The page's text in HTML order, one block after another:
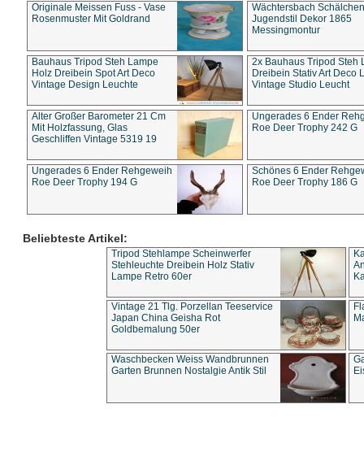
Originale Meissen Fuss - Vase
Rosenmuster Mit Goldrand
Wächtersbach Schälchen
Jugendstil Dekor 1865
Messingmontur
Bauhaus Tripod Steh Lampe
Holz Dreibein Spot Art Deco
Vintage Design Leuchte
2x Bauhaus Tripod Steh
Dreibein Stativ Art Deco
Vintage Studio Leucht
Alter Großer Barometer 21 Cm
Mit Holzfassung, Glas
Geschliffen Vintage 5319 19
Ungerades 6 Ender
Roe Deer Trophy 242 G
Ungerades 6 Ender Rehgeweih
Roe Deer Trophy 194 G
Schönes 6 Ender
Roe Deer Trophy 186 G
Beliebteste Artikel:
Tripod Stehlampe Scheinwerfer
Stehleuchte Dreibein Holz Stativ
Lampe Retro 60er
Vintage 21 Tlg. Porzellan Teeservice
Japan China Geisha Rot
Goldbemalung 50er
Waschbecken Weiss Wandbrunnen
Garten Brunnen Nostalgie Antik Stil